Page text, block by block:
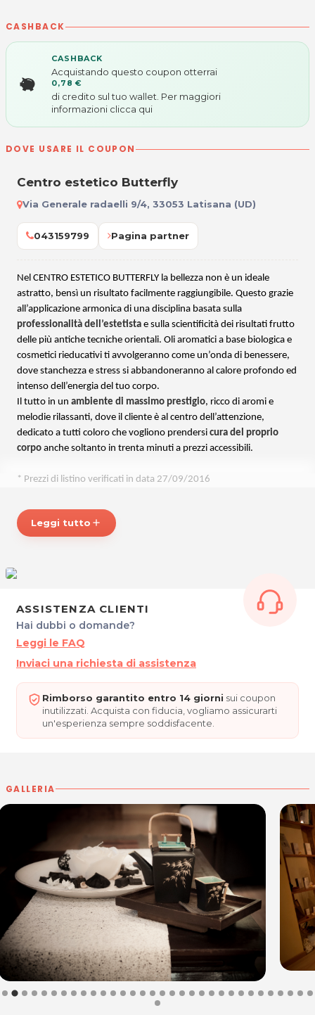
CASHBACK
CASHBACK
Acquistando questo coupon otterrai
0,78 €
di credito sul tuo wallet. Per maggiori
informazioni clicca qui
DOVE USARE IL COUPON
Centro estetico Butterfly
Via Generale radaelli 9/4, 33053 Latisana (UD)
043159799 Pagina partner
Nel CENTRO ESTETICO BUTTERFLY la bellezza non è un ideale
astratto, bensì un risultato facilmente raggiungibile. Questo grazie
all’applicazione armonica di una disciplina basata sulla
professionalità dell’estetista e sulla scientificità dei risultati frutto
delle più antiche tecniche orientali. Oli aromatici a base biologica e
cosmetici rieducativi ti avvolgeranno come un’onda di benessere,
dove stanchezza e stress si abbandoneranno al calore profondo ed
intenso dell’energia del tuo corpo.
Il tutto in un ambiente di massimo prestigio, ricco di aromi e
melodie rilassanti, dove il cliente è al centro dell’attenzione,
dedicato a tutti coloro che vogliono prendersi cura del proprio
corpo anche soltanto in trenta minuti a prezzi accessibili.
* Prezzi di listino verificati in data 27/09/2016
CENTRO ESTETICO BUTTERFLY
Via Generale Radaelli, 9/4
Per ulteriori informazioni sull'offerta o sulle modalità di acquisto
Leggi tutto add
ASSISTENZA CLIENTI
Hai dubbi o domande?
Leggi le FAQ
Inviaci una richiesta di assistenza
Rimborso garantito entro 14 giorni sui coupon
inutilizzati. Acquista con fiducia, vogliamo assicurarti
un'esperienza sempre soddisfacente.
GALLERIA